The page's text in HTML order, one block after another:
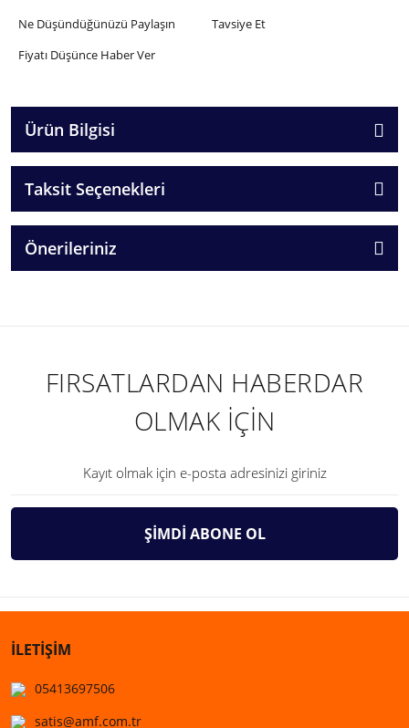
Ne Düşündüğünüzü Paylaşın
Tavsiye Et
Fiyatı Düşünce Haber Ver
Ürün Bilgisi
Taksit Seçenekleri
Önerileriniz
FIRSATLARDAN HABERDAR
OLMAK İÇİN
ŞİMDİ ABONE OL
İLETİŞİM
05413697506
satis@amf.com.tr